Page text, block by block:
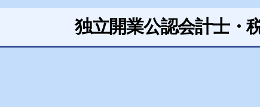
独立開業公認会計士・